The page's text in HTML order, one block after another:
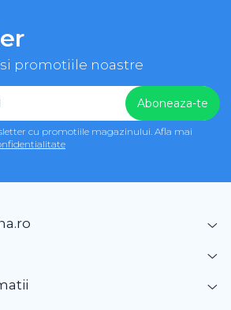
promotiile noastre
cu promotiile magazinului. Afla mai